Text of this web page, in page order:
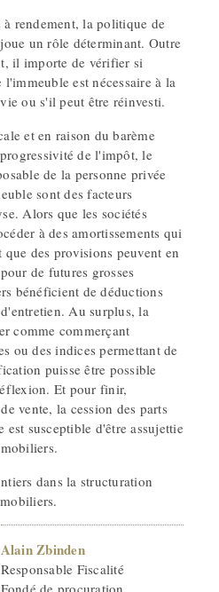
à rendement, la politique de
un rôle déterminant. Outre
il importe de vérifier si
l'immeuble est nécessaire à la
ou s'il peut être réinvesti.
et en raison du barème
de l'impôt, le
de la personne privée
sont des facteurs
Alors que les sociétés
à des amortissements qui
des provisions peuvent en
de futures grosses
bénéficient de déductions
Au surplus, la
comme commerçant
ou des indices permettant de
puisse être possible
Et pour finir,
vente, la cession des parts
susceptible d'être assujettie
dans la structuration
Alain Zbinden
Responsable Fiscalité